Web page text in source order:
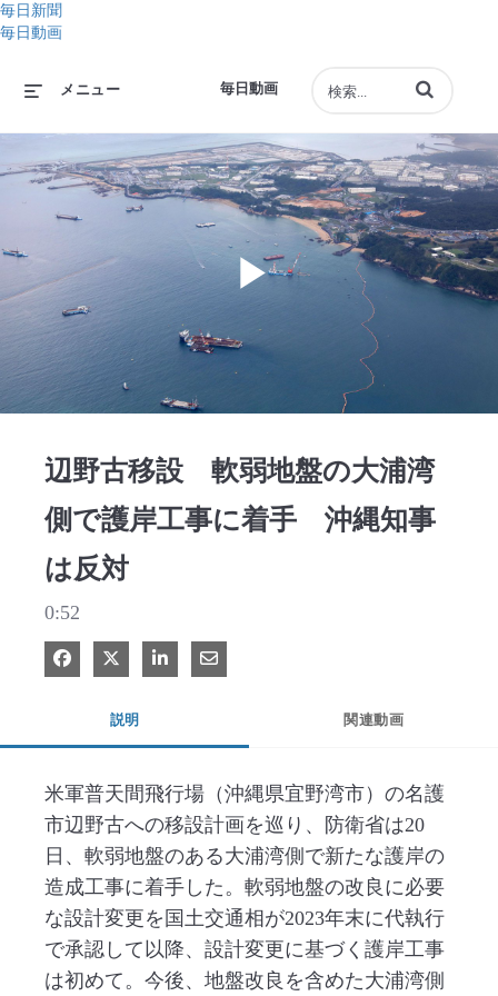
毎日新聞
毎日動画
毎日動画
メニュー 動画の検索語句
Play
辺野古移設 軟弱地盤の大浦湾
側で護岸工事に着手 沖縄知事
は反対
0:52
Facebook で共有
Xで共有する
LinkedIn で共有
電子メールで共有
説明 関連動画
米軍普天間飛行場（沖縄県宜野湾市）の名護
市辺野古への移設計画を巡り、防衛省は20
日、軟弱地盤のある大浦湾側で新たな護岸の
造成工事に着手した。軟弱地盤の改良に必要
な設計変更を国土交通相が2023年末に代執行
で承認して以降、設計変更に基づく護岸工事
は初めて。今後、地盤改良を含めた大浦湾側